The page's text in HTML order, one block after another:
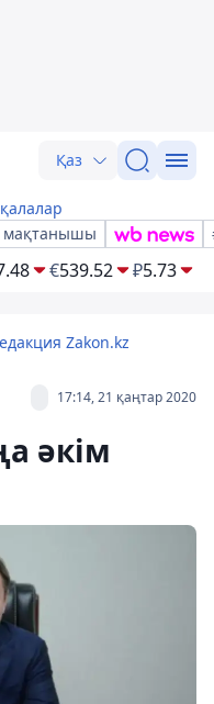
Қаз
мақтанышы
€539.52 ₽5.73
Zakon.kz
17:14, 21 қаңтар 2020
әкім